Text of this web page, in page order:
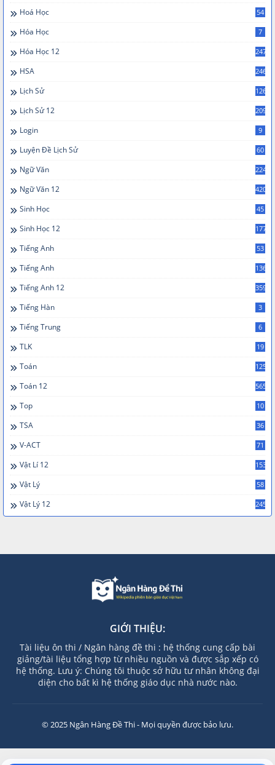
Hoá Học 54
Hóa Học 7
Hóa Học 12 247
HSA 246
Lịch Sử 126
Lịch Sử 12 209
Login 9
Luyện Đề Lịch Sử 60
Ngữ Văn 224
Ngữ Văn 12 420
Sinh Học 45
Sinh Học 12 177
Tiếng Anh 53
Tiếng Anh 136
Tiếng Anh 12 359
Tiếng Hàn 3
Tiếng Trung 6
TLK 19
Toán 125
Toán 12 565
Top 10
TSA 36
V-ACT 71
Vật Lí 12 153
Vật Lý 58
Vật Lý 12 245
GIỚI THIỆU:
Tài liệu ôn thi / Ngân hàng đề thi : hệ thống cung cấp bài
giảng/tài liệu tổng hợp từ nhiều nguồn và được sắp xếp có
hệ thống. Lưu ý: Chúng tôi thuộc sở hữu tư nhân không đại
diện cho bất kì hệ thống giáo dục nhà nước nào.
© 2025 Ngân Hàng Đề Thi - Mọi quyền được bảo lưu.